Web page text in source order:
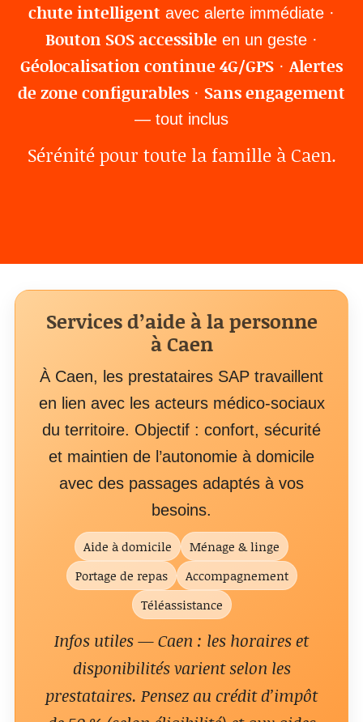
chute intelligent avec alerte immédiate ·
Bouton SOS accessible en un geste ·
Géolocalisation continue 4G/GPS · Alertes
de zone configurables · Sans engagement
— tout inclus
Sérénité pour toute la famille à Caen.
Services d’aide à la personne
à Caen
À Caen, les prestataires SAP travaillent
en lien avec les acteurs médico-sociaux
du territoire. Objectif : confort, sécurité
et maintien de l’autonomie à domicile
avec des passages adaptés à vos
besoins.
Aide à domicile
Ménage & linge
Portage de repas
Accompagnement
Téléassistance
Infos utiles — Caen : les horaires et
disponibilités varient selon les
prestataires. Pensez au crédit d’impôt